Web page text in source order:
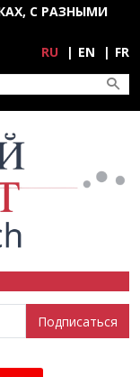
С РАЗНЫМИ
RU EN FR